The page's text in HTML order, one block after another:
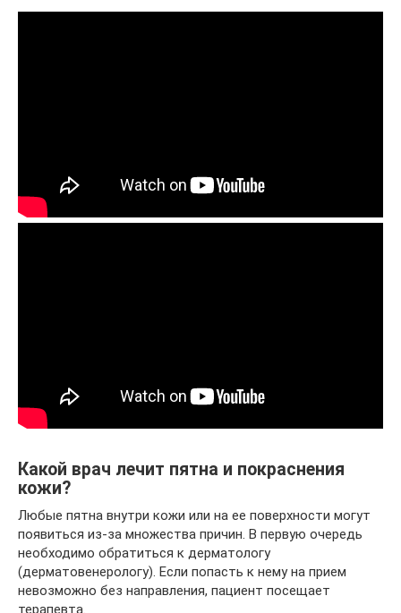
Какой врач лечит пятна и покраснения
кожи?
Любые пятна внутри кожи или на ее поверхности могут
появиться из-за множества причин. В первую очередь
необходимо обратиться к дерматологу
(дерматовенерологу). Если попасть к нему на прием
невозможно без направления, пациент посещает
терапевта.